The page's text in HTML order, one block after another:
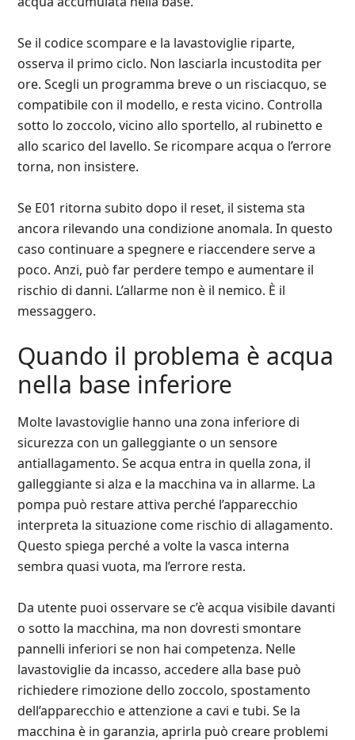
Se il codice scompare e la lavastoviglie riparte,
osserva il primo ciclo. Non lasciarla incustodita per
ore. Scegli un programma breve o un risciacquo, se
compatibile con il modello, e resta vicino. Controlla
sotto lo zoccolo, vicino allo sportello, al rubinetto e
allo scarico del lavello. Se ricompare acqua o l’errore
torna, non insistere.
Se E01 ritorna subito dopo il reset, il sistema sta
ancora rilevando una condizione anomala. In questo
caso continuare a spegnere e riaccendere serve a
poco. Anzi, può far perdere tempo e aumentare il
rischio di danni. L’allarme non è il nemico. È il
messaggero.
Quando il problema è acqua
nella base inferiore
Molte lavastoviglie hanno una zona inferiore di
sicurezza con un galleggiante o un sensore
antiallagamento. Se acqua entra in quella zona, il
galleggiante si alza e la macchina va in allarme. La
pompa può restare attiva perché l’apparecchio
interpreta la situazione come rischio di allagamento.
Questo spiega perché a volte la vasca interna
sembra quasi vuota, ma l’errore resta.
Da utente puoi osservare se c’è acqua visibile davanti
o sotto la macchina, ma non dovresti smontare
pannelli inferiori se non hai competenza. Nelle
lavastoviglie da incasso, accedere alla base può
richiedere rimozione dello zoccolo, spostamento
dell’apparecchio e attenzione a cavi e tubi. Se la
macchina è in garanzia, aprirla può creare problemi